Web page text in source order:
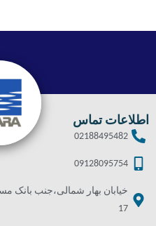
اطلاعات تماس
02188495482
09128095754
خیابان بهار شمالی،جنب بانک
17